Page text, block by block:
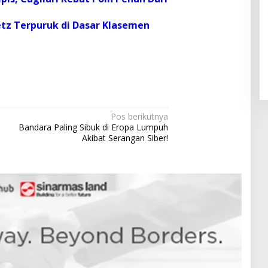
Terpuruk di Dasar Klasemen
Pos berikutnya
Bandara Paling Sibuk di Eropa Lumpuh
Akibat Serangan Siber!
Pendaftaran Istana Dibuka,